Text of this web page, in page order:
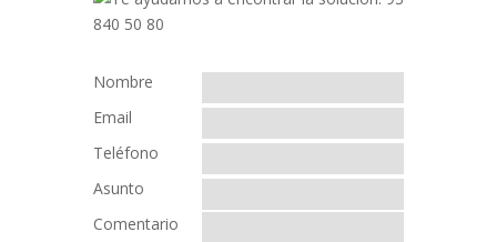
Nombre
Email
Teléfono
Asunto
Comentario